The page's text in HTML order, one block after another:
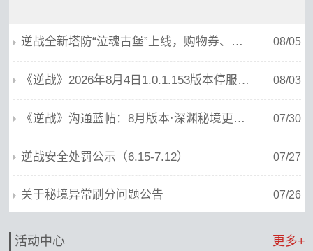
逆战全新塔防“泣魂古堡”上线，购物券、免单券、典藏神器享不停！ 08/05
《逆战》2026年8月4日1.0.1.153版本停服维护公告 08/03
《逆战》沟通蓝帖：8月版本·深渊秘境更新，系统减负，基础体验优化 07/30
逆战安全处罚公示（6.15-7.12） 07/27
关于秘境异常刷分问题公告 07/26
活动中心 更多+